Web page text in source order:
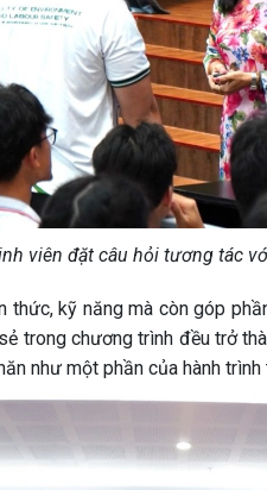
viên đặt câu hỏi tương tác
thức, kỹ năng mà còn góp
trong chương trình đều trở
như một phần của hành trình